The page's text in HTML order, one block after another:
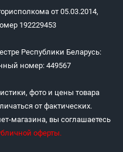
от 05.03.2014,
192229453
Республики Беларусь:
номер: 449567
фото и цены товара
от фактических.
магазина, вы соглашаетесь
оферты.